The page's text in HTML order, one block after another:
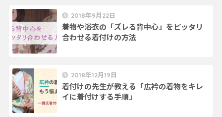
2018年9月22日
着物や浴衣の「ズレる背中心」をピッタリ
合わせる着付けの方法
2018年12月19日
着付けの先生が教える「広衿の着物をキレ
イに着付けする手順」